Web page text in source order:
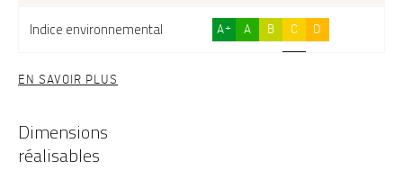
Indice environnemental A+ A B C D
EN SAVOIR PLUS
Dimensions
réalisables